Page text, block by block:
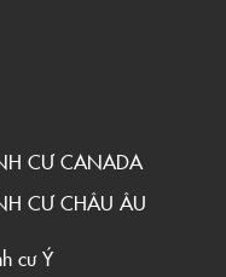
CƯ CANADA
CƯ CHÂU ÂU
cư Ý